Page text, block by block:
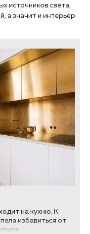
источников света,
а значит и интерьер.
на кухню. К
избавиться от